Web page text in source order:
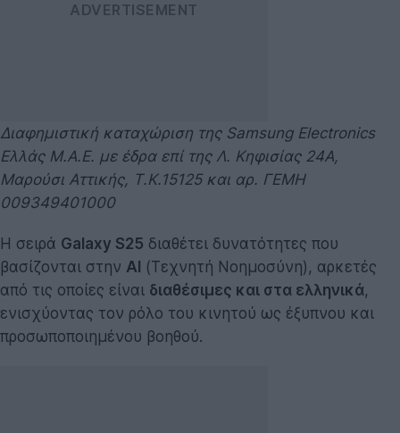
Διαφημιστική καταχώριση της Samsung Electronics
Ελλάς Μ.Α.Ε. με έδρα επί της Λ. Κηφισίας 24Α,
Μαρούσι Αττικής, Τ.Κ.15125 και αρ. ΓΕΜΗ
009349401000
Η σειρά Galaxy S25 διαθέτει δυνατότητες που
βασίζονται στην AI (Τεχνητή Νοημοσύνη), αρκετές
από τις οποίες είναι διαθέσιμες και στα ελληνικά,
ενισχύοντας τον ρόλο του κινητού ως έξυπνου και
προσωποποιημένου βοηθού.